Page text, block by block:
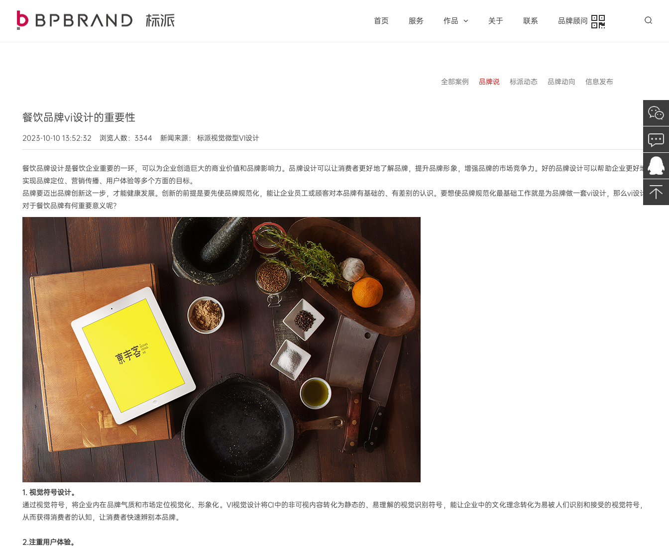
首页 服务 作品 关于 联系 品牌顾问
全部案例 品牌说 标派动态 品牌动向 信息发布
餐饮品牌vi设计的重要性
2023-10-10 13:52:32 浏览人数：3344 新闻来源： 标派视觉微型VI设计
餐饮品牌设计是餐饮企业重要的一环，可以为企业创造巨大的商业价值和品牌影响力。品牌设计可以让消费者更好地了解品牌，提升品牌形象，增强品牌的市场竞争力。好的品牌设计可以帮助企业更好地
实现品牌定位、营销传播、用户体验等多个方面的目标。
品牌要迈出品牌创新这一步，才能健康发展。创新的前提是要先使品牌规范化，能让企业员工或顾客对本品牌有基础的、有差别的认识。要想使品牌规范化最基础工作就是为品牌做一套vi设计，那么vi设计
对于餐饮品牌有何重要意义呢?
1. 视觉符号设计。
通过视觉符号，将企业内在品牌气质和市场定位视觉化、形象化。 VI视觉设计将CI中的非可视内容转化为静态的、易理解的视觉识别符号，能让企业中的文化理念转化为易被人们识别和接受的视觉符号，
从而获得消费者的认知，让消费者快速辨别本品牌。
2.注重用户体验。